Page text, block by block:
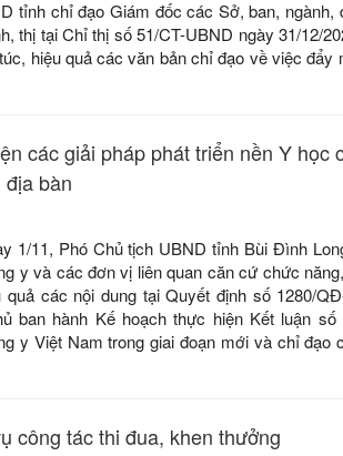
tỉnh chỉ đạo Giám đốc các Sở, ban, ngành,
thị tại Chỉ thị số 51/CT-UBND ngày 31/12/
hiệu quả các văn bản chỉ đạo về việc đẩy
các giải pháp phát triển nền Y học
bàn
1/11, Phó Chủ tịch UBND tỉnh Bùi Đình
y và các đơn vị liên quan căn cứ chức
các nội dung tại Quyết định số 1280/
ban hành Kế hoạch thực hiện Kết luận số
y Việt Nam trong giai đoạn mới và chỉ đạo
công tác thi đua, khen thưởng